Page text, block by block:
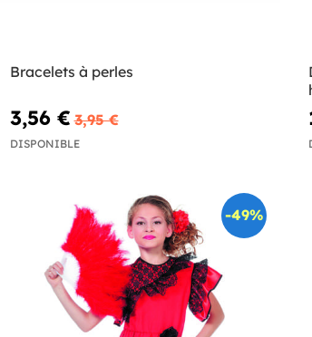
Bracelets à perles
3,56 € 3,95 €
DISPONIBLE
-49%